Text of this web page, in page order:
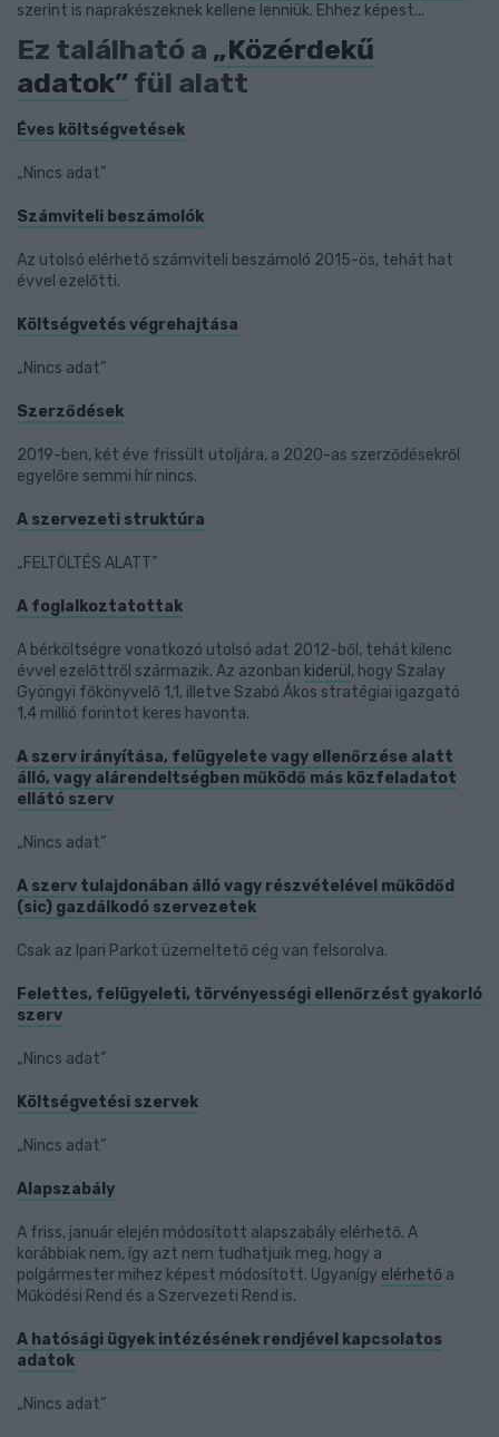
szerint is naprakészeknek kellene lenniük. Ehhez képest...
Ez található a „Közérdekű
adatok” fül alatt
Éves költségvetések
„Nincs adat”
Számviteli beszámolók
Az utolsó elérhető számviteli beszámoló 2015-ös, tehát hat
évvel ezelőtti.
Költségvetés végrehajtása
„Nincs adat”
Szerződések
2019-ben, két éve frissült utoljára, a 2020-as szerződésekről
egyelőre semmi hír nincs.
A szervezeti struktúra
„FELTÖLTÉS ALATT”
A foglalkoztatottak
A bérköltségre vonatkozó utolsó adat 2012-ből, tehát kilenc
évvel ezelőttről származik. Az azonban kiderül , hogy Szalay
Gyöngyi főkönyvelő 1,1, illetve Szabó Ákos stratégiai igazgató
1,4 millió forintot keres havonta.
A szerv irányítása, felügyelete vagy ellenőrzése alatt
álló, vagy alárendeltségben működő más közfeladatot
ellátó szerv
„Nincs adat”
A szerv tulajdonában álló vagy részvételével működőd
(sic) gazdálkodó szervezetek
Csak az Ipari Parkot üzemeltető cég van felsorolva.
Felettes, felügyeleti, törvényességi ellenőrzést gyakorló
szerv
„Nincs adat”
Költségvetési szervek
„Nincs adat”
Alapszabály
A friss, január elején módosított alapszabály elérhető. A
korábbiak nem, így azt nem tudhatjuik meg, hogy a
polgármester mihez képest módosított. Ugyanígy elérhető a
Működési Rend és a Szervezeti Rend is.
A hatósági ügyek intézésének rendjével kapcsolatos
adatok
„Nincs adat”